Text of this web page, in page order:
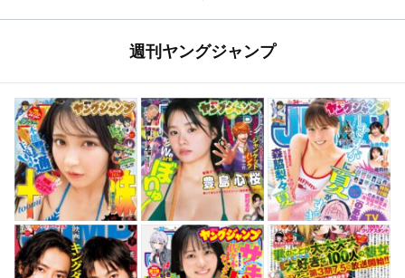
週刊ヤングジャンプ